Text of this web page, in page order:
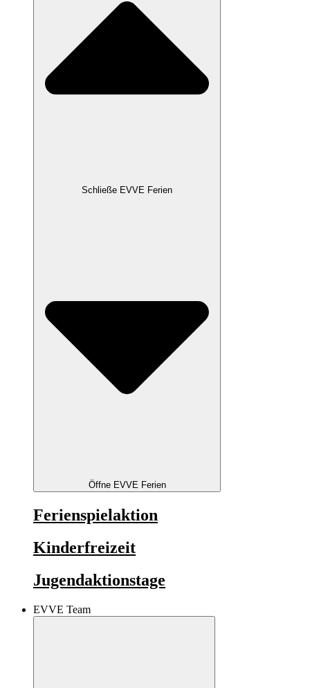
Schließe EVVE Ferien
Öffne EVVE Ferien
Ferienspielaktion
Kinderfreizeit
Jugendaktionstage
EVVE Team